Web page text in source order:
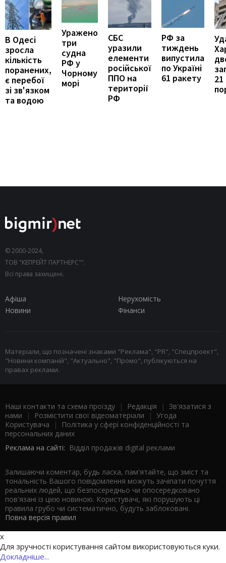
В Одесі
зросла
кількість
поранених,
є перебої
зі зв'язком
та водою
Уражено
три
судна
РФ у
Чорному
морі
СБС
уразили
елементи
російської
ППО на
території
РФ
РФ за
тиждень
випустила
по Україні
61 ракету
21
© 2000-2024,
ТОВ "КЕПРЕЙТ ПАРТНЕРС"".
Всі права захищені.
Афіша
Нерухомість
Новини
Фінанси
Матеріали, що позначені знаками "Реклама", "PR", "Спецпроект",
"Новини компаній", "Актуально", "Промо", публікуються на
правах реклами.
Наші контакти та схема проїзду | Редакція | Зв'язатися з
нами | Розмістити свої відеоматеріали | Угода
Користувача |
Політика у сфері конфіденційності та
персональних даних
Реклама на сайті: Відділ продажів digital реклами
Залишаючи коментар, будь ласка, пам'ятайте, що зміст та
тональність Вашого повідомлення можуть зачіпати почуття
реальних людей, що безпосередньо чи опосередковано
пов'язані із цією новиною. Користувачі, які порушують ці
правила грубо чи систематично, будуть заблоковані.
Повна версія правил
x
Для зручності користування сайтом використовуються куки.
Докладніше...